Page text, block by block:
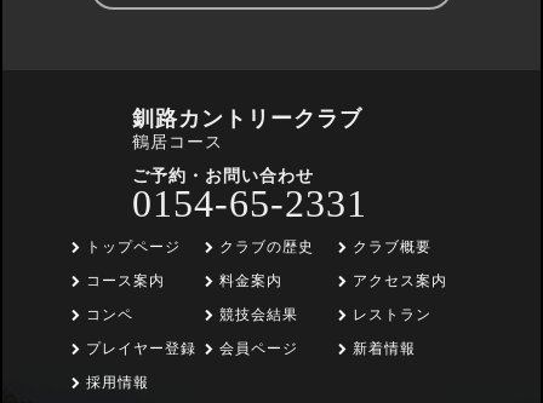
釧路カントリークラブ
鶴居コース
ご予約・お問い合わせ
0154-65-2331
トップページ
コース案内
コンペ
プレイヤー登録
採用情報
クラブの歴史
料金案内
競技会結果
会員ページ
クラブ概要
アクセス案内
レストラン
新着情報